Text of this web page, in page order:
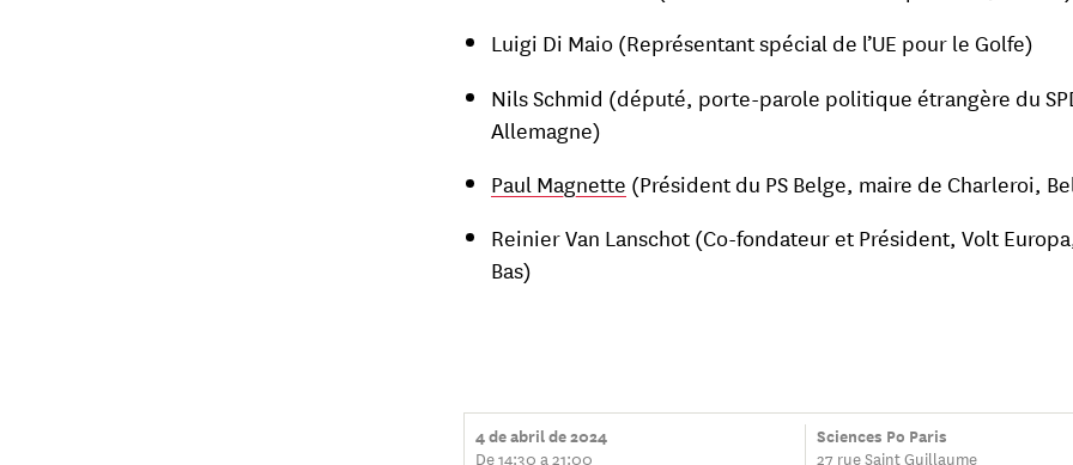
Luigi Di Maio (Représentant spécial de l’UE pour le Golfe)
Nils Schmid (député, porte-parole politique étrangère du
Allemagne)
Paul Magnette (Président du PS Belge, maire de Charleroi,
Reinier Van Lanschot (Co-fondateur et Président, Volt
Bas)
4 de abril de 2024
De 14:30 a 21:00
Sciences Po Paris
27 rue Saint Guillaume